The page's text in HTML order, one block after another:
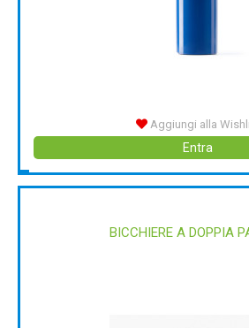
Aggiungi alla
Entra
BICCHIERE A DOPPIA